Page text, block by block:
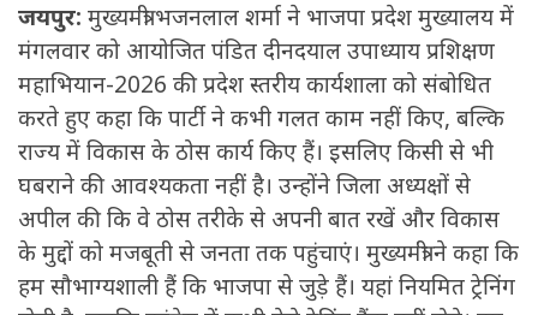
जयपुर: मुख्यमंत्री भजनलाल शर्मा ने भाजपा प्रदेश मुख्यालय में
मंगलवार को आयोजित पंडित दीनदयाल उपाध्याय प्रशिक्षण
महाभियान-2026 की प्रदेश स्तरीय कार्यशाला को संबोधित
करते हुए कहा कि पार्टी ने कभी गलत काम नहीं किए, बल्कि
राज्य में विकास के ठोस कार्य किए हैं। इसलिए किसी से भी
घबराने की आवश्यकता नहीं है। उन्होंने जिला अध्यक्षों से
अपील की कि वे ठोस तरीके से अपनी बात रखें और विकास
के मुद्दों को मजबूती से जनता तक पहुंचाएं। मुख्यमंत्री ने कहा कि
हम सौभाग्यशाली हैं कि भाजपा से जुड़े हैं। यहां नियमित ट्रेनिंग